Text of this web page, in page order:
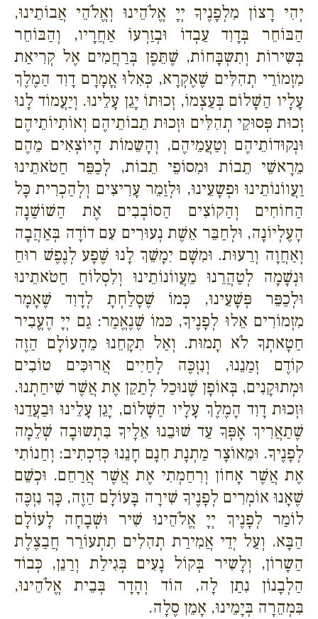
יְהִי רָצוֹן מִלְפָנֶיךָ יְיָ אֱלֹהֵינוּ וְאֱלֹהֵי אֲבוֹתֵינוּ,
הַבּוֹחֵר בְּדָוִד עַבְדוֹ וּבְזַרְעוֹ אַחֲרָיו, וְהַבּוֹחֵר
בְּשִירוֹת וְתִשְבָּחוֹת, שֶׁתֵּפֶן בְּרַחֲמִים אֶל קְרִיאַת
מִזְמוֹרֵי תְהִלִּים שֶׁאֶקְרָא, כְּאִלוּ אֳמָרָם דָוִד הַמֶלֶךְ
עָלָיו הַשָׁלוֹם בְּעַצְמוֹ, זְכוּתוֹ יָגֵן עָלֵינוּ. וְיַעֲמוֹד לָנוּ
זְכוּת פְּסוּקֵי תְהִלִּים וּזְכוּת תֵבוֹתֵיהֶם וְאוֹתִיוֹתֵיהֶם
וּנְקוּדוֹתֵיהֶם וְטַעֲמֵיהֶם, וְהָשֵמוֹת הָיוֹצְאִים מֵהֶם
מֵרָאשֵׁי תֵבוֹת וּמִסוֹפֵי תֵבוֹת, לְכַפֵּר חַטֹאתֵינוּ
וַעֲווֹנוֹתֵינוּ וּפְשָעֵינוּ, וּלְזַמֵר עָרִיצִים וְלְהַכְרִית כָּל
הַחוֹחִים וְהַקוֹצִים הַסוֹבְבִים אֶת הַשׁוֹשַׁנָה
הָעֶלְיוֹנָה, וּלְחַבֵּר אֵשֶׁת נְעוּרִים עִם דוֹדָה בְּאַהֲבָה
וְאַחֲוָה וְרֵעוּת. וּמִשָׁם יִמָשֵׁךְ לָנוּ שֶׁפָע לְנֶפֶשׁ רוּחַ
וּנְשָׁמָה לְטַהֲרֵנוּ מֵעֲווֹנוֹתֵינוּ וְלִסְלוֹחַ חַטֹאתֵינוּ
וּלְכַפֵּר פְּשָׁעֵינוּ, כְּמוֹ שֶׁסָלַחְתָ לְדָוִד שֶׁאָמָר
מִזְמוֹרִים אֵלוּ לְפָנֶיךָ, כּמוֹ שֶׁנֶאֱמַר: גַם יְיָ הֶעֱבִיר
חַטָאתְךָ לֹא תָמוּת. וְאַל תִקָחֵנוּ מֵהָעוֹלָם הַזֶה
קוֹדֶם זְמַנֵנוּ, וְנִזְכֶּה לְחַיִים אֲרוּכִּים טוֹבִים
וּמְתוּקָנִים, בְּאוֹפָן שֶׁנוּכַל לְתַקֵן אֶת אֲשֶׁר שִׁיחַתְנוּ.
וּזְכוּת דָוִד הָמֶלֶךְ עָלָיו הַשָׁלוֹם, יָגֵן עָלֵינוּ וּבַעֲדֵנוּ
שֶׁתַאֲרִיךְ אָפְּךָ עַד שׁוּבֵנוּ אֵלָיךָ בִּתְשוּבָה שְׁלֵמָה
לְפָנֶיךָ. וּמֵאוֹצָר מַתְנָת חִנָם חָנֵנוּ כְּדִכְתִיב: וְחַנוֹתִי
אֶת אֲשֶׁר אָחוֹן וְרִחַמְתִי אֶת אֲשֶׁר אֲרַחֵם. וּכְשֵׁם
שֶׁאָנוּ אוֹמְרִים לְפָנֶיךָ שִׁירָה בָּעוֹלָם הַזֶה, כָּךְ נִזְכֶּה
לוֹמַר לְפָנֶיךְ יְיָ אֱלֹהֵינוּ שִׁיר וּשְׁבָחָה לָעוֹלָם
הַבָּא. וְעַל יְדֵי אֲמִירַת תְהִלִים תִתְעוֹרֵר חֲבַצֶלֶת
הַשָרוֹן, וְלָשִיר בְּקוֹל נָעִים בְּגִילַת וְרַנֵן, כְּבוֹד
הַלְבָנוֹן נִתַן לָה, הוֹד וְהָדָר בְּבֵית אֱלֹהֵינוּ,
בִּמְהֵרָה בְּיָמֵינוּ, אָמֵן סֶלָה.